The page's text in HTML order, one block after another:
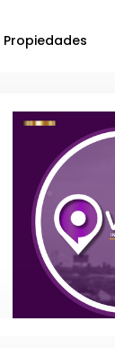
Propiedades